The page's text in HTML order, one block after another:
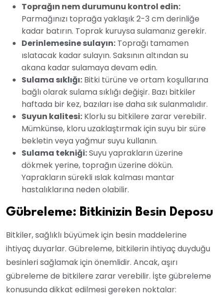
Toprağın nem durumunu kontrol edin:
Parmağınızı toprağa yaklaşık 2-3 cm derinliğe
kadar batırın. Toprak kuruysa sulamanız gerekir.
Derinlemesine sulayın: Toprağı tamamen
ıslatacak kadar sulayın. Saksının altından su
akana kadar sulamaya devam edin.
Sulama sıklığı: Bitki türüne ve ortam koşullarına
bağlı olarak sulama sıklığı değişir. Bazı bitkiler
haftada bir kez, bazıları ise daha sık sulanmalıdır.
Suyun kalitesi: Klorlu su bitkilere zarar verebilir.
Mümkünse, kloru uzaklaştırmak için suyu bir süre
bekletin veya yağmur suyu kullanın.
Sulama tekniği:Suyu yaprakların üzerine
dökmek yerine, toprağın üzerine dökün.
Yaprakların sürekli ıslak kalması mantar
hastalıklarına neden olabilir.
Gübreleme: Bitkinizin Besin Deposu
Bitkiler, sağlıklı büyümek için besin maddelerine
ihtiyaç duyarlar. Gübreleme, bitkilerin ihtiyaç duyduğu
besinleri sağlamak için önemlidir. Ancak, aşırı
gübreleme de bitkilere zarar verebilir. İşte gübreleme
konusunda dikkat edilmesi gereken noktalar: